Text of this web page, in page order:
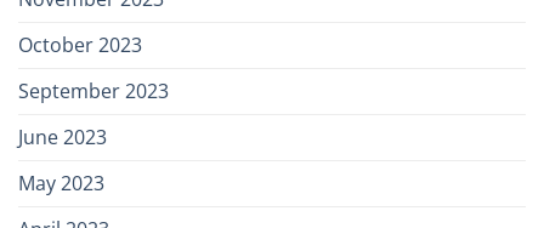
October 2023
September 2023
June 2023
May 2023